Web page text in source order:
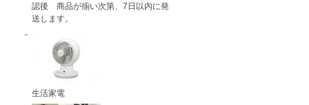
認後 商品が揃い次第、7日以内に発
送します。
生活家電